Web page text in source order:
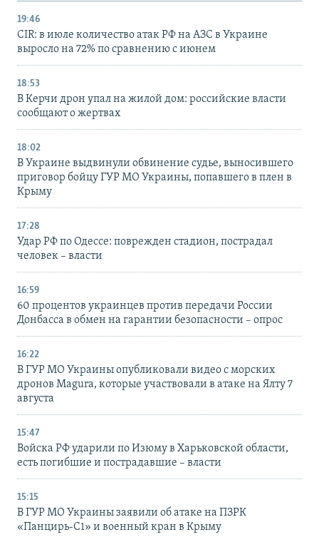
19:46
CIR: в июле количество атак РФ на АЗС в Украине
выросло на 72% по сравнению с июнем
18:53
В Керчи дрон упал на жилой дом: российские власти
сообщают о жертвах
18:02
В Украине выдвинули обвинение судье, выносившего
приговор бойцу ГУР МО Украины, попавшего в плен в
Крыму
17:28
Удар РФ по Одессе: поврежден стадион, пострадал
человек – власти
16:59
60 процентов украинцев против передачи России
Донбасса в обмен на гарантии безопасности – опрос
16:22
В ГУР МО Украины опубликовали видео с морских
дронов Magura, которые участвовали в атаке на Ялту 7
августа
15:47
Войска РФ ударили по Изюму в Харьковской области,
есть погибшие и пострадавшие – власти
15:15
В ГУР МО Украины заявили об атаке на ПЗРК
«Панцирь-С1» и военный кран в Крыму